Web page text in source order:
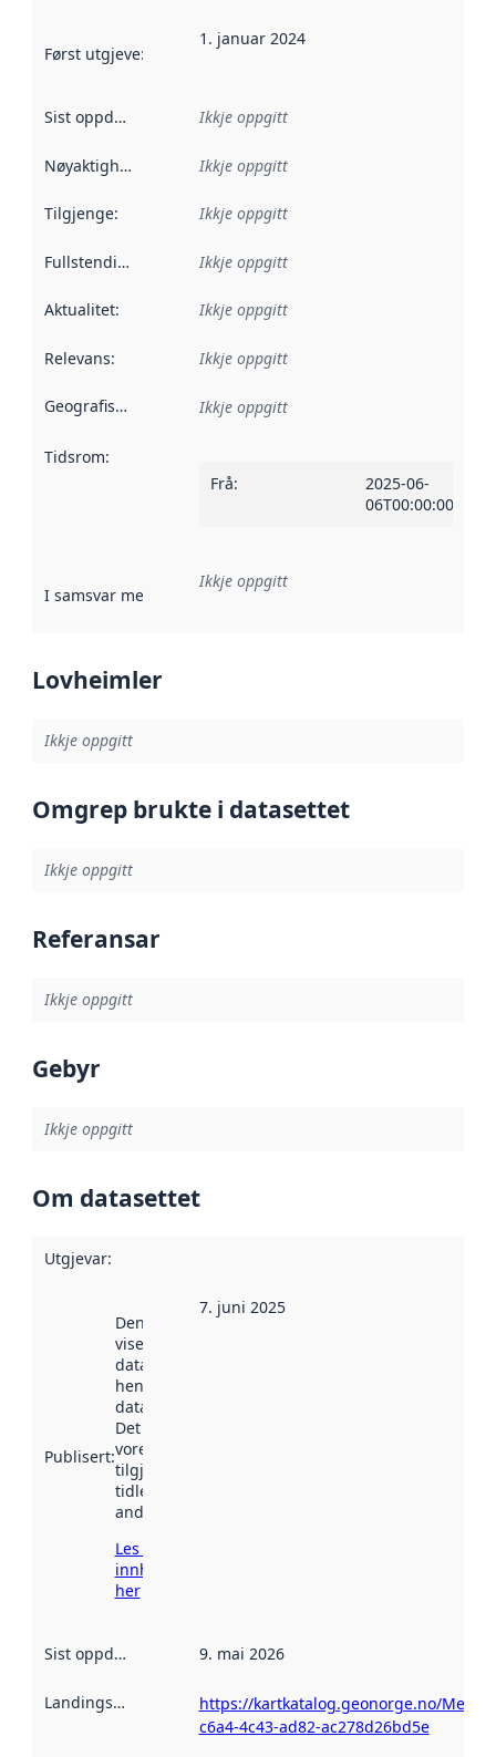
Først utgjeve: Denne datoen seier når dataa i dette
1. januar 2024
Sist oppdatert Ikkje oppgitt
Nøyaktigheit Ikkje oppgitt
Tilgjenge: Ikkje oppgitt
Fullstendigheit Ikkje oppgitt
Aktualitet: Ikkje oppgitt
Relevans: Ikkje oppgitt
Geografisk område Ikkje oppgitt
Tidsrom:
Frå:
2025-06-
06T00:00:00Z
I samsvar med Referanse til ei implementeringsregel eller
Ikkje oppgitt
Lovheimler
Ikkje oppgitt
Omgrep brukte i datasettet
Ikkje oppgitt
Referansar
Ikkje oppgitt
Gebyr
Ikkje oppgitt
Om datasettet
Utgjevar:
Publisert:
Denne datoen
viser når
datasettet vart
henta inn av
data.norge.no.
Det kan ha
vore
tilgjengeleg
tidlegare
andre stader.
Les meir om
innhenting
her
7. juni 2025
Sist oppdatert 9. mai 2026
Landingsside
https://kartkatalog.geonorge.no/
c6a4-4c43-ad82-ac278d26bd5e